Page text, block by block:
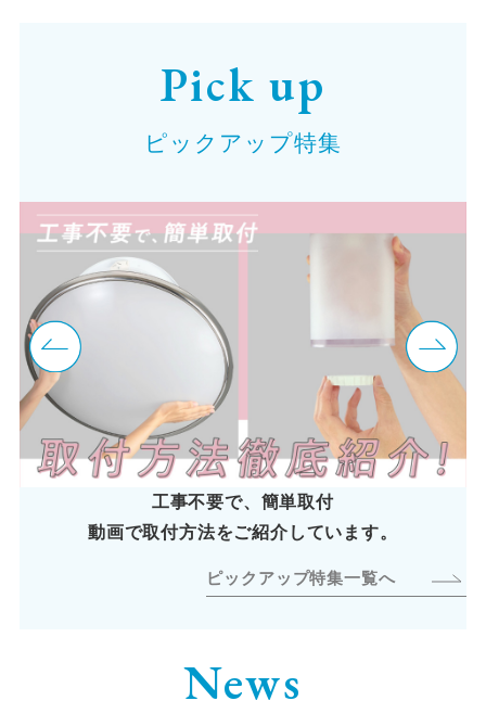
Pick up
ピックアップ特集
暮らしに寄り添う、ホタルック機
ロングセラーの秘密についてご紹
ピックアップ特集一覧へ
News